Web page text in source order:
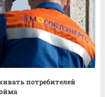
потребителей